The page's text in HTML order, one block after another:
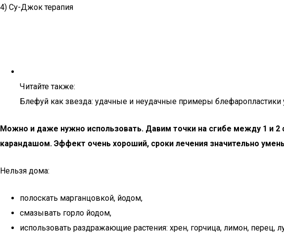
4) Су-Джок терапия
Читайте также:
Блефуй как звезда: удачные и неудачные примеры блефаропластики
Можно и даже нужно использовать. Давим точки на сгибе между 1 и
карандашом. Эффект очень хороший, сроки лечения значительно
Нельзя дома:
полоскать марганцовкой, йодом,
смазывать горло йодом,
использовать раздражающие растения: хрен, горчица, лимон, перец,